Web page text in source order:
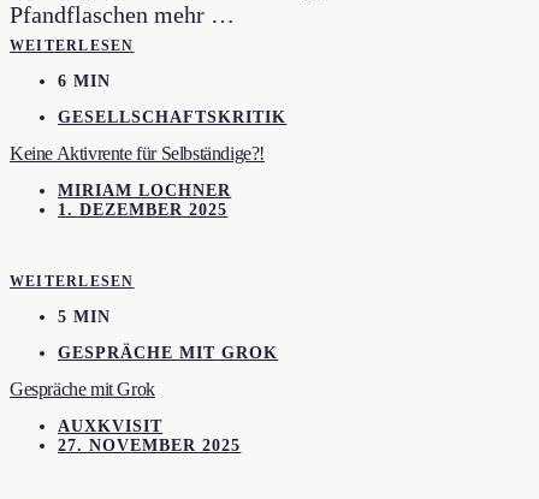
WEITERLESEN
6 MIN
GESELLSCHAFTSKRITIK
Keine Aktivrente für Selbständige?!
MIRIAM LOCHNER
1. DEZEMBER 2025
WEITERLESEN
5 MIN
GESPRÄCHE MIT GROK
Gespräche mit Grok
AUXKVISIT
27. NOVEMBER 2025